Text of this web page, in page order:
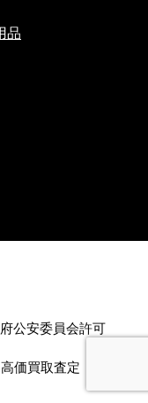
品
公安委員会許可
価買取査定「買取